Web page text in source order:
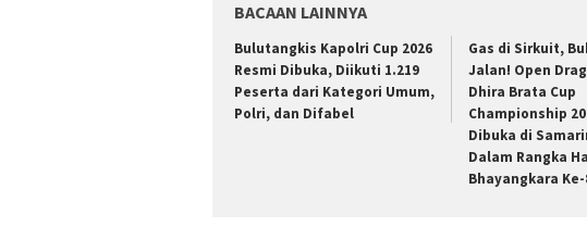
BACAAN LAINNYA
Bulutangkis Kapolri Cup 2026
Resmi Dibuka, Diikuti 1.219
Peserta dari Kategori Umum,
Polri, dan Difabel
Gas di Sirkuit,
Jalan! Open
Dhira Brata Cup
Championship
Dibuka di
Dalam Rangka
Bhayangkara Ke-